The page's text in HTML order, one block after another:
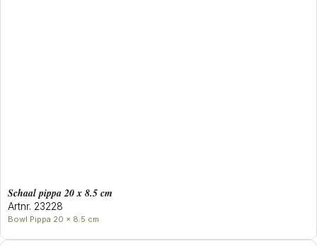
Schaal pippa 20 x 8.5 cm
Artnr. 23228
Bowl Pippa 20 x 8.5 cm